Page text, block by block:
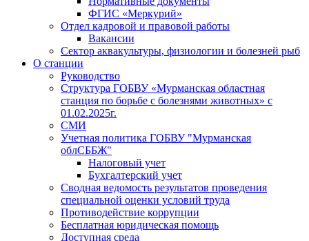
ФГИС «Меркурий»
Отдел кадровой и правовой работы
Вакансии
Сектор аквакультуры, физиологии и болезней рыб
О станции
Руководство
Структура ГОБВУ «Мурманская областная
станция по борьбе с болезнями животных» c
01.02.2025г.
СМИ
Учетная политика ГОБВУ "Мурманская
облСББЖ"
Налоговый учет
Бухгалтерский учет
Сводная ведомость результатов проведения
специальной оценки условий труда
Противодействие коррупции
Бесплатная юридическая помощь
Доступная среда